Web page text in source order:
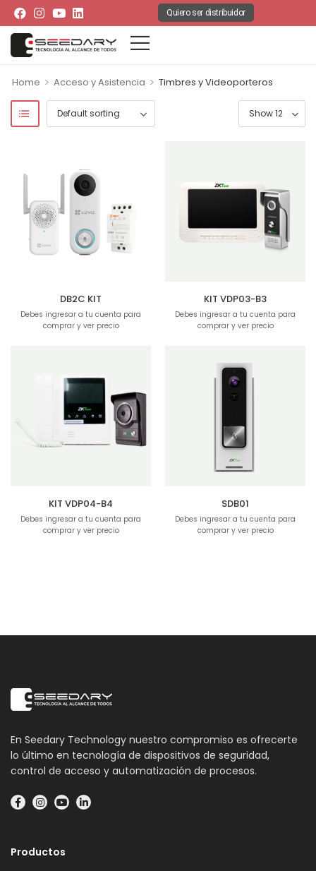
Quiero ser distribuidor
Home > Acceso y Asistencia > Timbres y Videoporteros
DB2C KIT
Debes ingresar a tu cuenta para
comprar y ver precio
KIT VDP03-B3
Debes ingresar a tu cuenta para
comprar y ver precio
KIT VDP04-B4
Debes ingresar a tu cuenta para
comprar y ver precio
SDB01
Debes ingresar a tu cuenta para
comprar y ver precio
En Seedary Technology nuestro compromiso es ofrecerte
lo último en tecnología de dispositivos de seguridad,
control de acceso y automatización de procesos.
Productos